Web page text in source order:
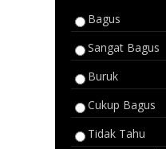
Bagus
Sangat Bagus
Buruk
Cukup Bagus
Tidak Tahu